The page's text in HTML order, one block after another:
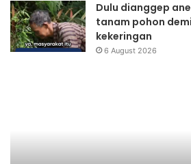
Dulu dianggep
tanam pohon
kekeringan
6 August 2026